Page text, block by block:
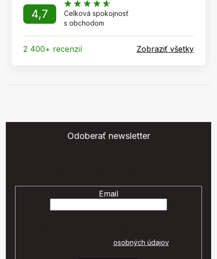
4,7
Celková spokojnosť
s obchodom
2 400+ recenzií Zobraziť všetky
Odoberať newsletter
Email
osobných údajov.